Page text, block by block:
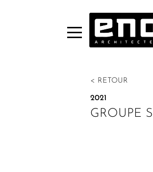
< RETOUR
2021
GROUPE